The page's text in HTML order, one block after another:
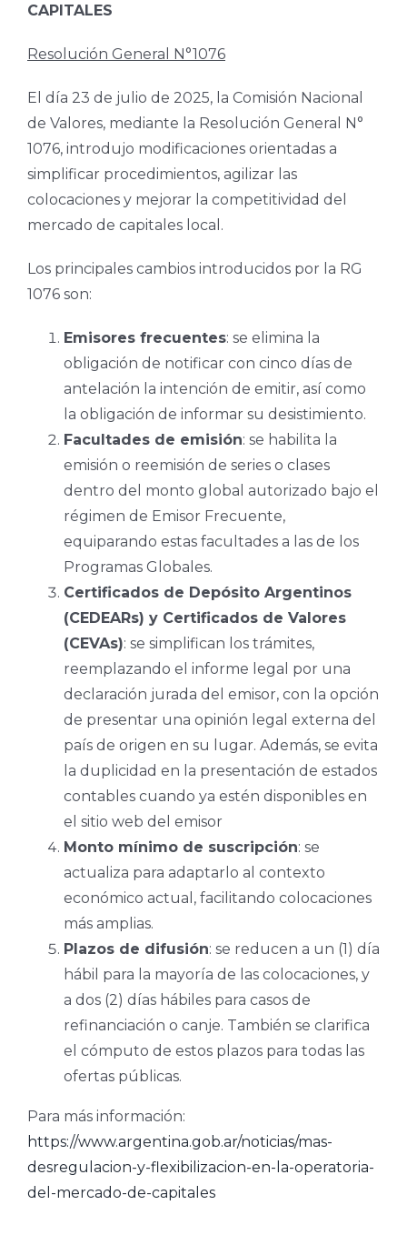
CAPITALES
Resolución General N°1076
El día 23 de julio de 2025, la Comisión Nacional
de Valores, mediante la Resolución General N°
1076, introdujo modificaciones orientadas a
simplificar procedimientos, agilizar las
colocaciones y mejorar la competitividad del
mercado de capitales local.
Los principales cambios introducidos por la RG
1076 son:
Emisores frecuentes: se elimina la
obligación de notificar con cinco días de
antelación la intención de emitir, así como
la obligación de informar su desistimiento.
Facultades de emisión: se habilita la
emisión o reemisión de series o clases
dentro del monto global autorizado bajo el
régimen de Emisor Frecuente,
equiparando estas facultades a las de los
Programas Globales.
Certificados de Depósito Argentinos
(CEDEARs) y Certificados de Valores
(CEVAs): se simplifican los trámites,
reemplazando el informe legal por una
declaración jurada del emisor, con la opción
de presentar una opinión legal externa del
país de origen en su lugar. Además, se evita
la duplicidad en la presentación de estados
contables cuando ya estén disponibles en
el sitio web del emisor
Monto mínimo de suscripción: se
actualiza para adaptarlo al contexto
económico actual, facilitando colocaciones
más amplias.
Plazos de difusión: se reducen a un (1) día
hábil para la mayoría de las colocaciones, y
a dos (2) días hábiles para casos de
refinanciación o canje. También se clarifica
el cómputo de estos plazos para todas las
ofertas públicas.
Para más información:
https://www.argentina.gob.ar/noticias/mas-
desregulacion-y-flexibilizacion-en-la-operatoria-
del-mercado-de-capitales